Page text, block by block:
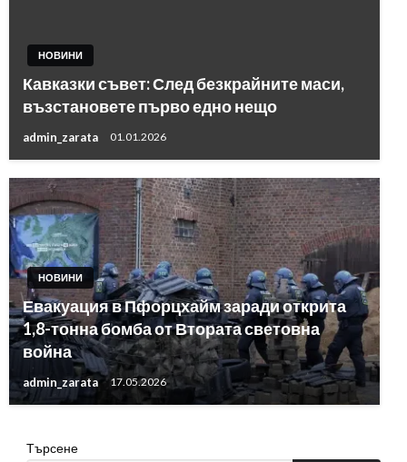
НОВИНИ
Кавказки съвет: След безкрайните маси,
възстановете първо едно нещо
admin_zarata 01.01.2026
НОВИНИ
Евакуация в Пфорцхайм заради открита
1,8-тонна бомба от Втората световна
война
admin_zarata 17.05.2026
Търсене